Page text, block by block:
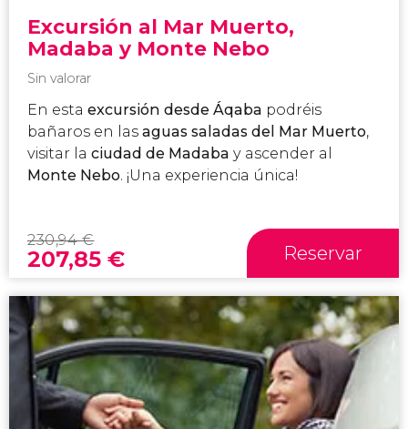
Excursión al Mar Muerto,
Madaba y Monte Nebo
Sin valorar
En esta excursión desde Áqaba podréis
bañaros en las aguas saladas del Mar Muerto,
visitar la ciudad de Madaba y ascender al
Monte Nebo. ¡Una experiencia única!
230,94€
207,85 € Reservar